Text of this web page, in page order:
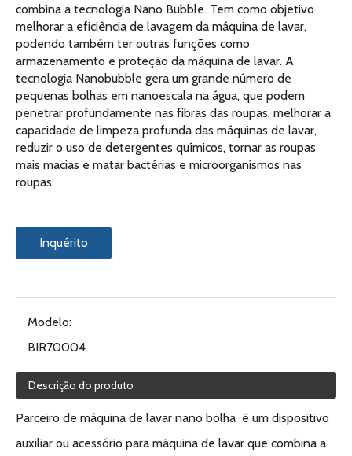
combina a tecnologia Nano Bubble. Tem como objetivo
melhorar a eficiência de lavagem da máquina de lavar,
podendo também ter outras funções como
armazenamento e proteção da máquina de lavar. A
tecnologia Nanobubble gera um grande número de
pequenas bolhas em nanoescala na água, que podem
penetrar profundamente nas fibras das roupas, melhorar a
capacidade de limpeza profunda das máquinas de lavar,
reduzir o uso de detergentes químicos, tornar as roupas
mais macias e matar bactérias e microorganismos nas
roupas.
Inquérito
Modelo:
BIR70004
Descrição do produto
Parceiro de máquina de lavar nano bolha é um dispositivo
auxiliar ou acessório para máquina de lavar que combina a